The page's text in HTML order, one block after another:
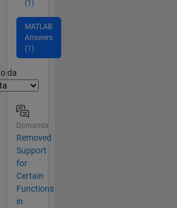
(1)
MATLAB
Answers
(1)
da
Domanda
Removed
Support
for
Certain
Functions
in